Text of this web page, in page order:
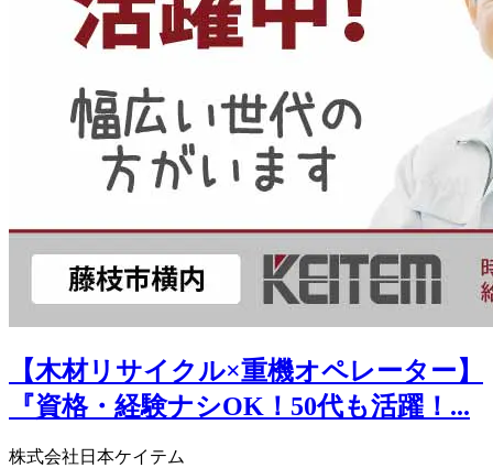
【木材リサイクル×重機オペレーター】
『資格・経験ナシOK！50代も活躍！...
株式会社日本ケイテム